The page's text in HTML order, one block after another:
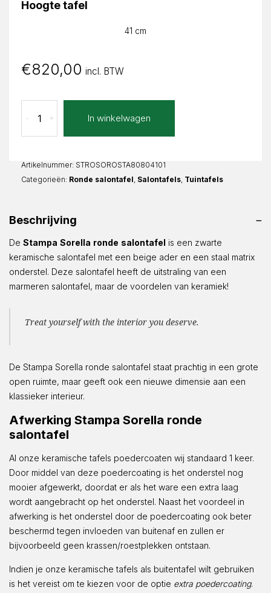
Hoogte tafel
41 cm
€820,00 incl. BTW
Sorella
Rond
+
- In winkelwagen
Artikelnummer: STROSOROSTA80804101
Categorieën: Ronde salontafel Salontafels Tuintafels
Beschrijving
De Stampa Sorella ronde salontafel is een zwarte
keramische salontafel met een beige ader en een staal matrix
onderstel. Deze salontafel heeft de uitstraling van een
marmeren salontafel, maar de voordelen van keramiek!
Treat yourself with the interior you deserve.
De Stampa Sorella ronde salontafel staat prachtig in een grote
open ruimte, maar geeft ook een nieuwe dimensie aan een
klassieker interieur.
Afwerking Stampa Sorella ronde
salontafel
Al onze keramische tafels poedercoaten wij standaard 1 keer.
Door middel van deze poedercoating is het onderstel nog
mooier afgewerkt, doordat er als het ware een extra laag
wordt aangebracht op het onderstel. Naast het voordeel in
afwerking is het onderstel door de poedercoating ook beter
beschermd tegen invloeden van buitenaf en zullen er
bijvoorbeeld geen krassen/roestplekken ontstaan.
Indien je onze keramische tafels als buitentafel wilt gebruiken
is het vereist om te kiezen voor de optie extra poedercoating.